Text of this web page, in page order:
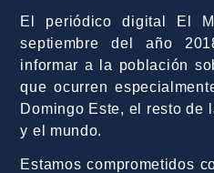
El periódico digital El
septiembre del año
informar a la población
que ocurren
Domingo Este, el resto de
y el mundo.
Estamos comprometidos